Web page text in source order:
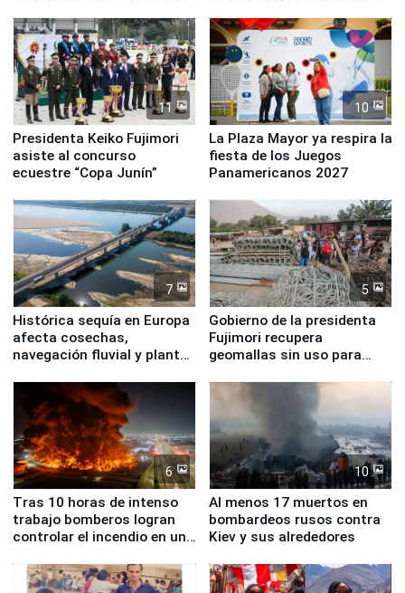
11
Presidenta Keiko Fujimori
asiste al concurso
ecuestre “Copa Junín”
10
La Plaza Mayor ya respira la
fiesta de los Juegos
Panamericanos 2027
7
Histórica sequía en Europa
afecta cosechas,
navegación fluvial y plantas
5
Gobierno de la presidenta
Fujimori recupera
geomallas sin uso para
Fenómeno El Niño
6
Tras 10 horas de intenso
trabajo bomberos logran
controlar el incendio en una
de Chile
10
Al menos 17 muertos en
bombardeos rusos contra
Kiev y sus alrededores